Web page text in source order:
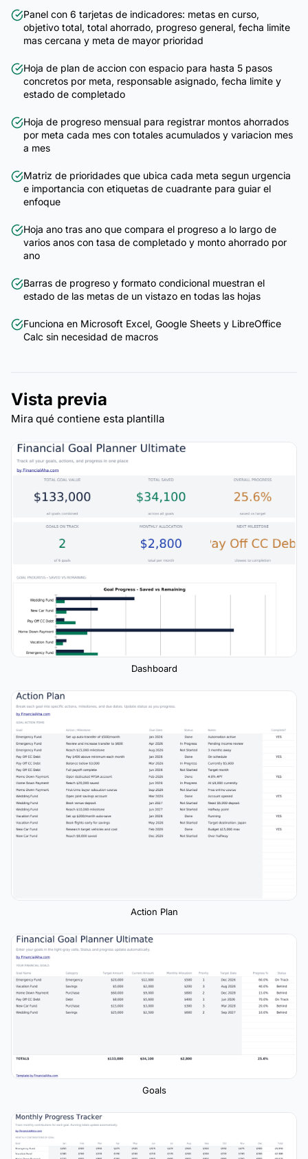
Panel con 6 tarjetas de indicadores: metas en curso,
objetivo total, total ahorrado, progreso general, fecha limite
mas cercana y meta de mayor prioridad
Hoja de plan de accion con espacio para hasta 5 pasos
concretos por meta, responsable asignado, fecha limite y
estado de completado
Hoja de progreso mensual para registrar montos ahorrados
por meta cada mes con totales acumulados y variacion mes
a mes
Matriz de prioridades que ubica cada meta segun urgencia
e importancia con etiquetas de cuadrante para guiar el
enfoque
Hoja ano tras ano que compara el progreso a lo largo de
varios anos con tasa de completado y monto ahorrado por
ano
Barras de progreso y formato condicional muestran el
estado de las metas de un vistazo en todas las hojas
Funciona en Microsoft Excel, Google Sheets y LibreOffice
Calc sin necesidad de macros
Vista previa
Mira qué contiene esta plantilla
Dashboard
Action Plan
Goals